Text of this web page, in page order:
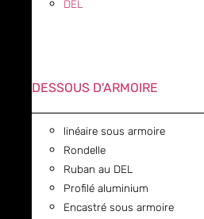
DEL
DESSOUS D'ARMOIRE
linéaire sous armoire
Rondelle
Ruban au DEL
Profilé aluminium
Encastré sous armoire